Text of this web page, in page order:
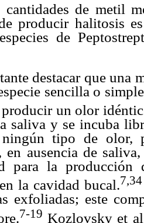
cantidades de metil
producir halitosis
de
destacar que una
sencilla o
producir un olor
saliva y se incuba
ningún tipo de olor,
en ausencia de
para la
la cavidad bucal.7,34
exfoliadas; este
7-19 Kozlovsky et